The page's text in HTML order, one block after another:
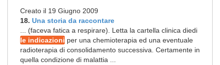
Creato il 19 Giugno 2009
18. Una storia da raccontare
... (faceva fatica a respirare). Letta la cartella clinica diedi
le indicazioni per una chemioterapia ed una eventuale
radioterapia di consolidamento successiva. Certamente in
quella condizione di malattia ...